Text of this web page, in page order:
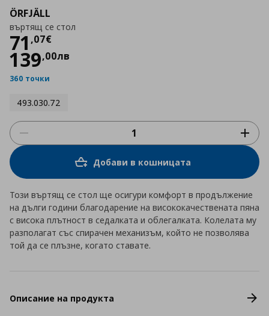
ÖRFJÄLL
въртящ се стол
71 ,07€
Цена
139,00лв
360 точки
493.030.72
Добави в кошницата
Този въртящ се стол ще осигури комфорт в продължение
на дълги години благодарение на висококачествената пяна
с висока плътност в седалката и облегалката. Колелата му
разполагат със спирачен механизъм, който не позволява
той да се плъзне, когато ставате.
Описание на продукта